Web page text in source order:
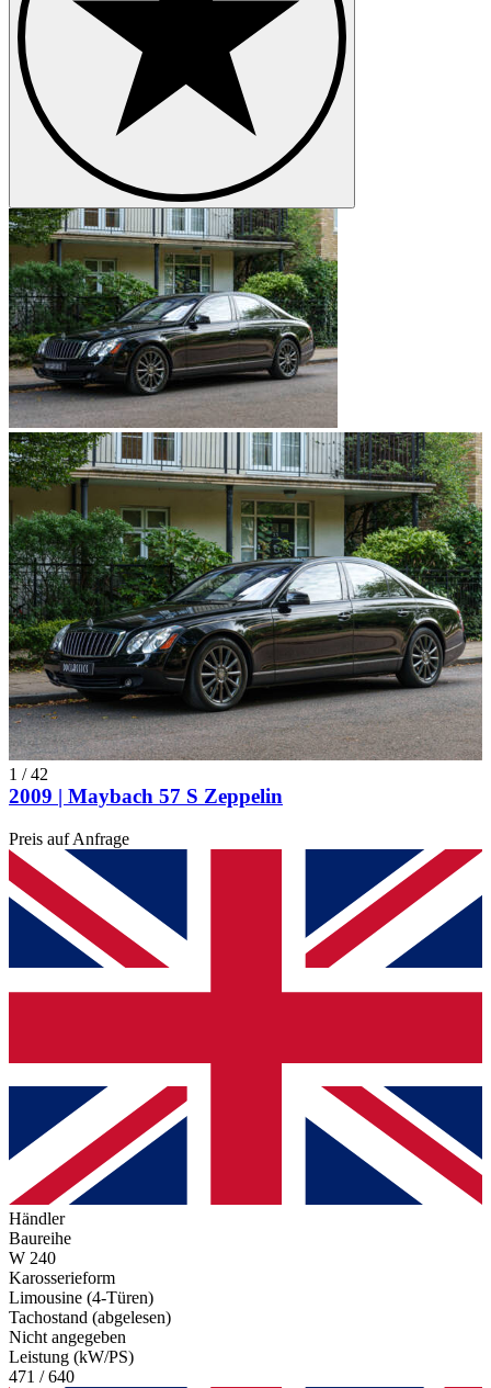
1 /42
2009 | Maybach 57 S Zeppelin
Preis auf Anfrage
Händler
Baureihe
W 240
Karosserieform
Limousine (4-Türen)
Tachostand (abgelesen)
Nicht angegeben
Leistung (kW/PS)
471 / 640